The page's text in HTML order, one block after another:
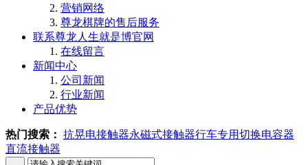
营销网络
尊龙棋牌的售后服务
联系尊龙人生就是博官网
在线留言
新闻中心
公司新闻
行业新闻
产品优势
热门搜索： 抗晃电接触器永磁式接触器行车专用切换电容器
直流接触器